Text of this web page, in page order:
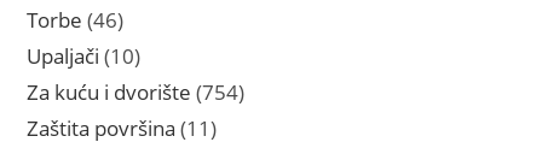
Torbe 4646
proizvoda
Upaljači 1010
proizvoda
Za kuću i dvorište 754754
Zaštita površina 1111